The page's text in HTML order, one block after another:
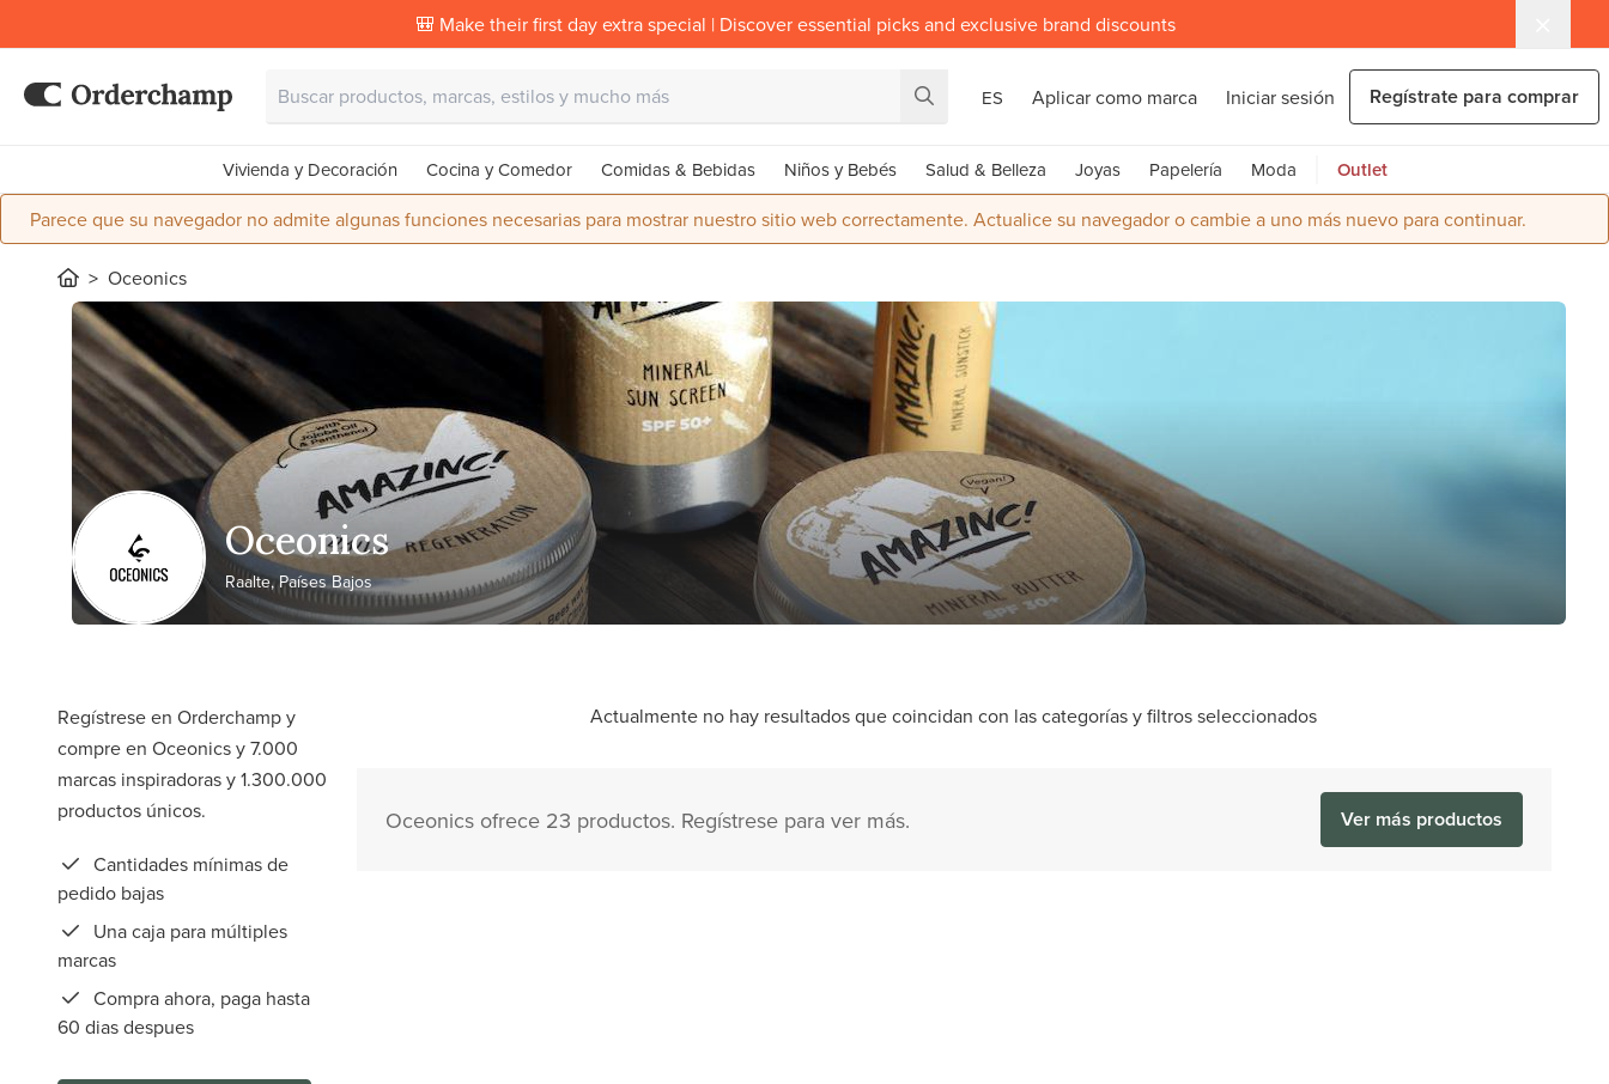
🎒 Make their first day extra special | Discover essential picks and exclusive brand discounts
ES Aplicar como marca Iniciar sesión Regístrate para comprar
Vivienda y Decoración Cocina y Comedor Comidas & Bebidas Niños y Bebés Salud & Belleza Joyas Papelería Moda Outlet
Parece que su navegador no admite algunas funciones necesarias para mostrar nuestro sitio web correctamente. Actualice su navegador o cambie a uno más nuevo para continuar.
Oceonics
Oceonics
Raalte, Países Bajos
Regístrese en Orderchamp y
compre en Oceonics y 7.000
marcas inspiradoras y 1.300.000
productos únicos.
Cantidades mínimas de
pedido bajas
Una caja para múltiples
marcas
Compra ahora, paga hasta
60 dias despues
Actualmente no hay resultados que coincidan con las categorías y filtros seleccionados
Oceonics ofrece 23 productos. Regístrese para ver más. Ver más productos